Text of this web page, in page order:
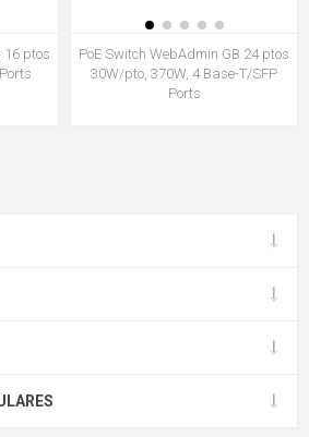
16 ptos
PoE Switch WebAdmin GB 24 ptos
30W/pto, 370W, 4 Base-T/SFP
Ports